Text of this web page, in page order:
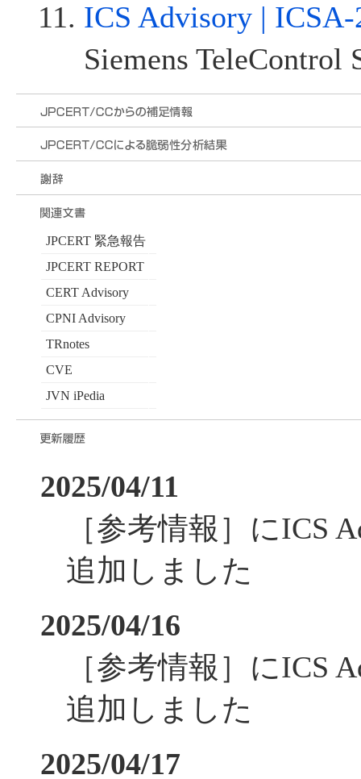
ICS Advisory | ICSA-
Siemens TeleControl
JPCERT 緊急報告
JPCERT REPORT
CERT Advisory
CPNI Advisory
TRnotes
CVE
JVN iPedia
2025/04/11
［参考情報］にICS
追加しました
2025/04/16
［参考情報］にICS
追加しました
2025/04/17